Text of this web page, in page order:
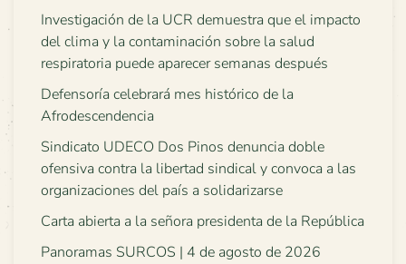
Investigación de la UCR demuestra que el impacto
del clima y la contaminación sobre la salud
respiratoria puede aparecer semanas después
Defensoría celebrará mes histórico de la
Afrodescendencia
Sindicato UDECO Dos Pinos denuncia doble
ofensiva contra la libertad sindical y convoca a las
organizaciones del país a solidarizarse
Carta abierta a la señora presidenta de la República
Panoramas SURCOS | 4 de agosto de 2026